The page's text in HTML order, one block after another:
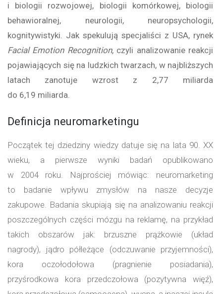
i biologii rozwojowej, biologii komórkowej, biologii
behawioralnej, neurologii, neuropsychologii,
kognitywistyki. Jak spekulują specjaliści z USA, rynek
Facial Emotion Recognition, czyli analizowanie reakcji
pojawiających się na ludzkich twarzach, w najbliższych
latach zanotuje wzrost z 2,77 miliarda
do 6,19 miliarda.
Definicja neuromarketingu
Początek tej dziedziny wiedzy datuje się na lata 90. XX
wieku, a pierwsze wyniki badań opublikowano
w 2004 roku. Najprościej mówiąc: neuromarketing
to badanie wpływu zmysłów na nasze decyzje
zakupowe. Badania skupiają się na analizowaniu reakcji
poszczególnych części mózgu na reklamę, na przykład
takich obszarów jak: brzuszne prążkowie (układ
nagrody), jądro półleżące (odczuwanie przyjemności),
kora oczołodołowa (pragnienie posiadania),
przyśrodkowa kora przedczołowa (pozytywna więź),